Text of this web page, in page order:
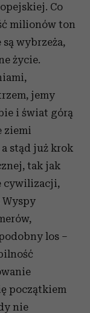
Co
milionów ton
wybrzeża,
życie.
jemy
i świat górą
ziemi
stąd już krok
tak jak
cywilizacji,
los –
początkiem
nie